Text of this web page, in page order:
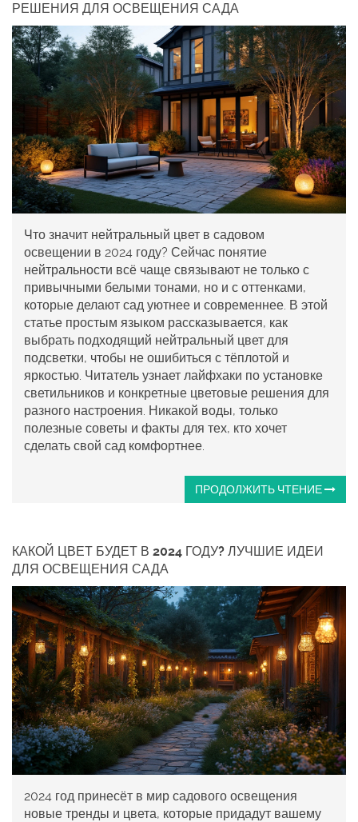
РЕШЕНИЯ ДЛЯ ОСВЕЩЕНИЯ САДА
Что значит нейтральный цвет в садовом
освещении в 2024 году? Сейчас понятие
нейтральности всё чаще связывают не только с
привычными белыми тонами, но и с оттенками,
которые делают сад уютнее и современнее. В этой
статье простым языком рассказывается, как
выбрать подходящий нейтральный цвет для
подсветки, чтобы не ошибиться с тёплотой и
яркостью. Читатель узнает лайфхаки по установке
светильников и конкретные цветовые решения для
разного настроения. Никакой воды, только
полезные советы и факты для тех, кто хочет
сделать свой сад комфортнее.
ПРОДОЛЖИТЬ ЧТЕНИЕ
КАКОЙ ЦВЕТ БУДЕТ В 2024 ГОДУ? ЛУЧШИЕ ИДЕИ
ДЛЯ ОСВЕЩЕНИЯ САДА
2024 год принесёт в мир садового освещения
новые тренды и цвета, которые придадут вашему